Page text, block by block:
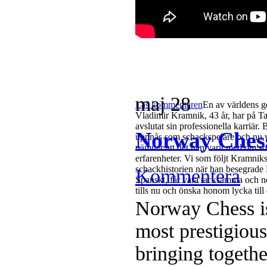
Läs kommentarenEn av världens
Vladimir Kramnik, 43 år, har på
avslutat sin professionella karriär.
uppnås som schackspelare och
nämner att det han varit med om
erfarenheter. Vi som följt
schackhistorien när han
Spanskt, får vara tacksamma och
tills nu och önska honom lycka
maj28
Norway
Kommentera
Norway Chess
most
bringing